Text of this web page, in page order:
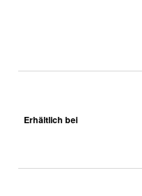
Erhältlich bei